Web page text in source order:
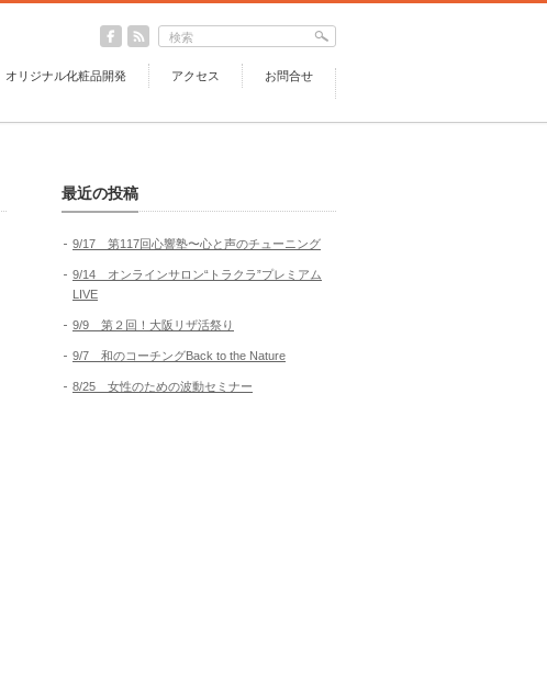
オリジナル化粧品開発 アクセス お問合せ
最近の投稿
9/17 第117回心響塾〜心と声のチューニング
9/14 オンラインサロン“トラクラ”プレミアム
LIVE
9/9 第２回！大阪リザ活祭り
9/7 和のコーチングBack to the Nature
8/25 女性のための波動セミナー